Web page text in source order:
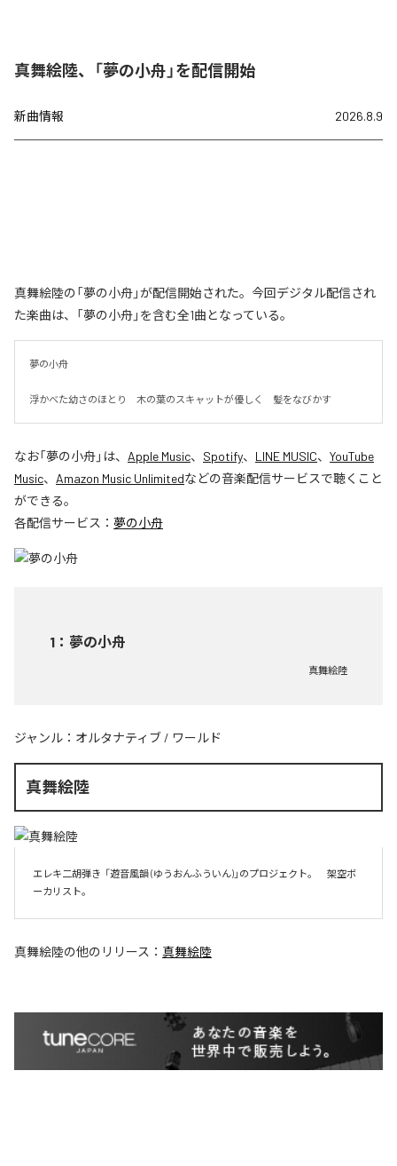
真舞絵陸、「夢の小舟」を配信開始
新曲情報 2026.8.9
真舞絵陸の「夢の小舟」が配信開始された。今回デジタル配信され
た楽曲は、「夢の小舟」を含む全1曲となっている。
夢の小舟
浮かべた幼さのほとり　木の葉のスキャットが優しく　髪をなびかす
なお「夢の小舟」は、 Apple Music、 Spotify、 LINE MUSIC、 YouTube
Music、 Amazon Music Unlimitedなどの音楽配信サービスで聴くこと
ができる。
各配信サービス： 夢の小舟
1 ： 夢の小舟
真舞絵陸
ジャンル： オルタナティブ / ワールド
真舞絵陸
エレキ二胡弾き  「遊音風韻 (ゆうおんふういん)」のプロジェクト。　架空ボ
ーカリスト。
真舞絵陸の他のリリース： 真舞絵陸